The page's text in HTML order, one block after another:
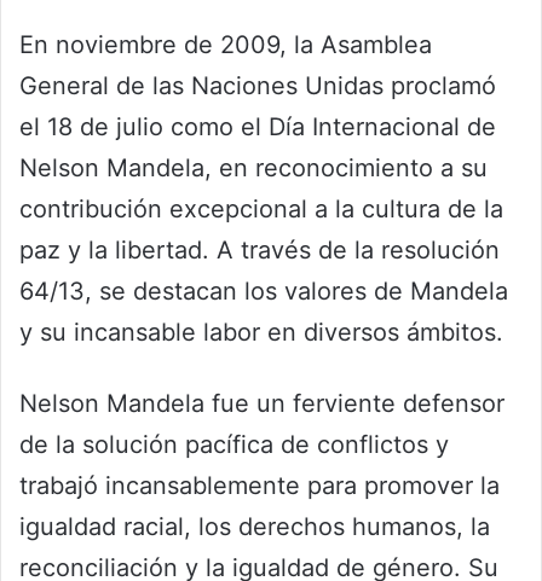
En noviembre de 2009, la Asamblea
General de las Naciones Unidas proclamó
el 18 de julio como el Día Internacional de
Nelson Mandela, en reconocimiento a su
contribución excepcional a la cultura de la
paz y la libertad. A través de la resolución
64/13, se destacan los valores de Mandela
y su incansable labor en diversos ámbitos.
Nelson Mandela fue un ferviente defensor
de la solución pacífica de conflictos y
trabajó incansablemente para promover la
igualdad racial, los derechos humanos, la
reconciliación y la igualdad de género. Su